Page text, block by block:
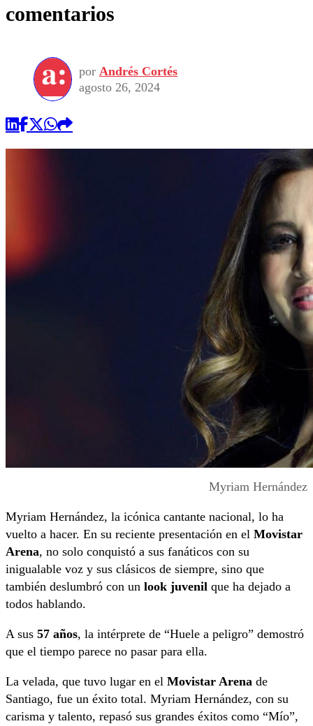
comentarios
por Andrés Cortés
agosto 26, 2024
Myriam Hernández
Myriam Hernández, la icónica cantante nacional, lo ha
vuelto a hacer. En su reciente presentación en el Movistar
Arena, no solo conquistó a sus fanáticos con su
inigualable voz y sus clásicos de siempre, sino que
también deslumbró con un look juvenil que ha dejado a
todos hablando.
A sus 57 años, la intérprete de “Huele a peligro” demostró
que el tiempo parece no pasar para ella.
La velada, que tuvo lugar en el Movistar Arena de
Santiago, fue un éxito total. Myriam Hernández, con su
carisma y talento, repasó sus grandes éxitos como “Mío”,